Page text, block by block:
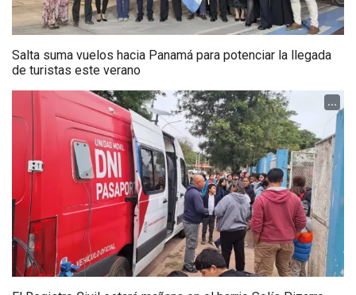
Salta suma vuelos hacia Panamá para potenciar la llegada
de turistas este verano
...